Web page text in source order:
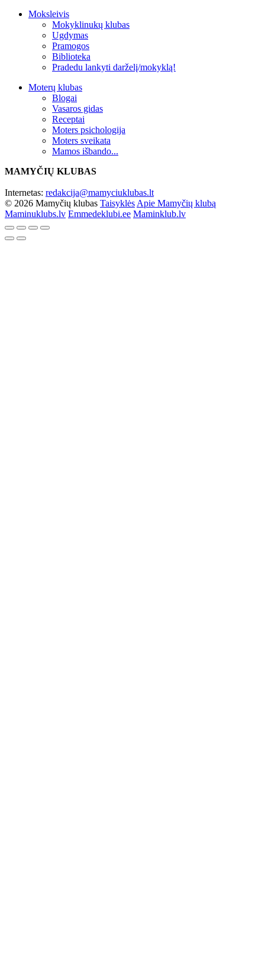
Moksleivis
Mokyklinukų klubas
Ugdymas
Pramogos
Biblioteka
Pradedu lankyti darželį/mokyklą!
Moterų klubas
Blogai
Vasaros gidas
Receptai
Moters psichologija
Moters sveikata
Mamos išbando...
MAMYČIŲ KLUBAS
Internetas: redakcija@mamyciuklubas.lt
© 2026 Mamyčių klubas Taisyklės Apie Mamyčių klubą
Maminuklubs.lv Emmedeklubi.ee Maminklub.lv